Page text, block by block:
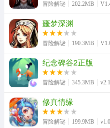
冒险解谜 202.2MB
噩梦深渊
冒险解谜 190.3MB
纪念碑谷2正版
冒险解谜 345.3MB
修真情缘
冒险解谜 199.9MB v1.0